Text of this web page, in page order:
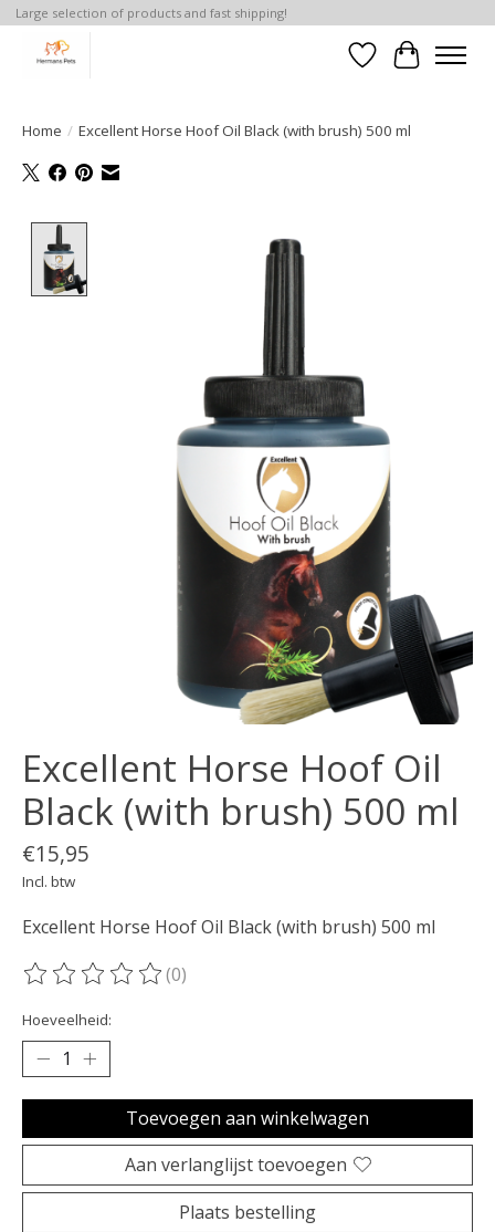
Large selection of products and fast shipping!
Verlanglijst
Home / Excellent Horse Hoof Oil Black (with brush) 500 ml
Product image slideshow Items
Excellent Horse Hoof Oil
Black (with brush) 500 ml
€15,95
Incl. btw
Excellent Horse Hoof Oil Black (with brush) 500 ml
De beoordeling van dit product is
(0)
Hoeveelheid:
Toevoegen aan winkelwagen
Aan verlanglijst toevoegen
Plaats bestelling